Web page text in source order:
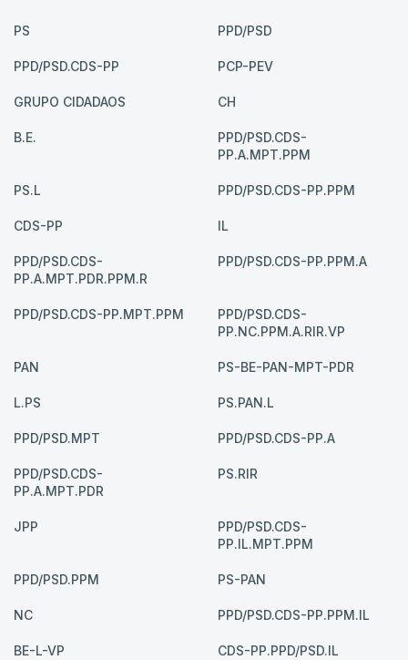
PS PPD/PSD
PPD/PSD.CDS-PP PCP-PEV
GRUPO CIDADAOS CH
B.E.
PPD/PSD.CDS-
PP.A.MPT.PPM
PS.L PPD/PSD.CDS-PP.PPM
CDS-PP IL
PPD/PSD.CDS-
PP.A.MPT.PDR.PPM.R
PPD/PSD.CDS-PP.PPM.A
PPD/PSD.CDS-PP.MPT.PPM
PPD/PSD.CDS-
PP.NC.PPM.A.RIR.VP
PAN PS-BE-PAN-MPT-PDR
L.PS PS.PAN.L
PPD/PSD.MPT PPD/PSD.CDS-PP.A
PPD/PSD.CDS-
PP.A.MPT.PDR
PS.RIR
JPP
PPD/PSD.CDS-
PP.IL.MPT.PPM
PPD/PSD.PPM PS-PAN
NC PPD/PSD.CDS-PP.PPM.IL
BE-L-VP CDS-PP.PPD/PSD.IL